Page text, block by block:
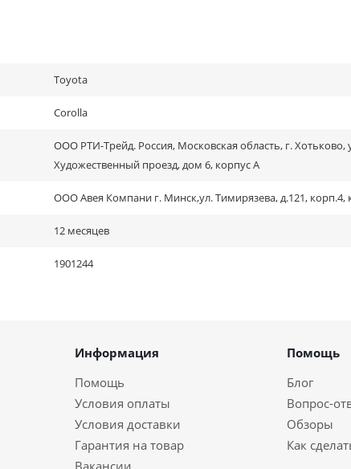
Toyota
Corolla
ООО РТИ-Трейд. Россия, Московская область, г. Хотьково,
Художественный проезд, дом 6, корпус А
ООО Авея Компани г. Минск,ул. Тимирязева, д.121, корп.4,
12 месяцев
1901244
Информация
Помощь
Условия оплаты
Условия доставки
Гарантия на товар
Вакансии
Помощь
Блог
Вопрос-
Обзоры
Как